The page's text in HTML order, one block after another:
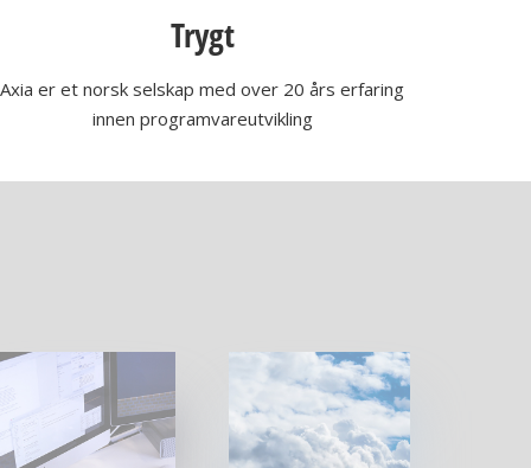
Trygt
Axia er et norsk selskap med over 20 års erfaring
innen programvareutvikling